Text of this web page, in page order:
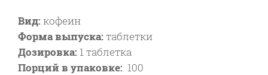
Вид: кофеин
Форма выпуска:таблетки
Дозировка: 1 таблетка
Порций в упаковке: 100